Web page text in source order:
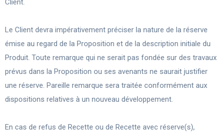
Client.
Le Client devra impérativement préciser la nature de la réserve
émise au regard de la Proposition et de la description initiale du
Produit. Toute remarque qui ne serait pas fondée sur des travaux
prévus dans la Proposition ou ses avenants ne saurait justifier
une réserve. Pareille remarque sera traitée conformément aux
dispositions relatives à un nouveau développement.
En cas de refus de Recette ou de Recette avec réserve(s),